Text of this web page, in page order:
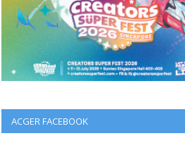
ACGER FACEBOOK